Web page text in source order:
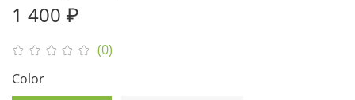
(0)
1 400 ₽
Color